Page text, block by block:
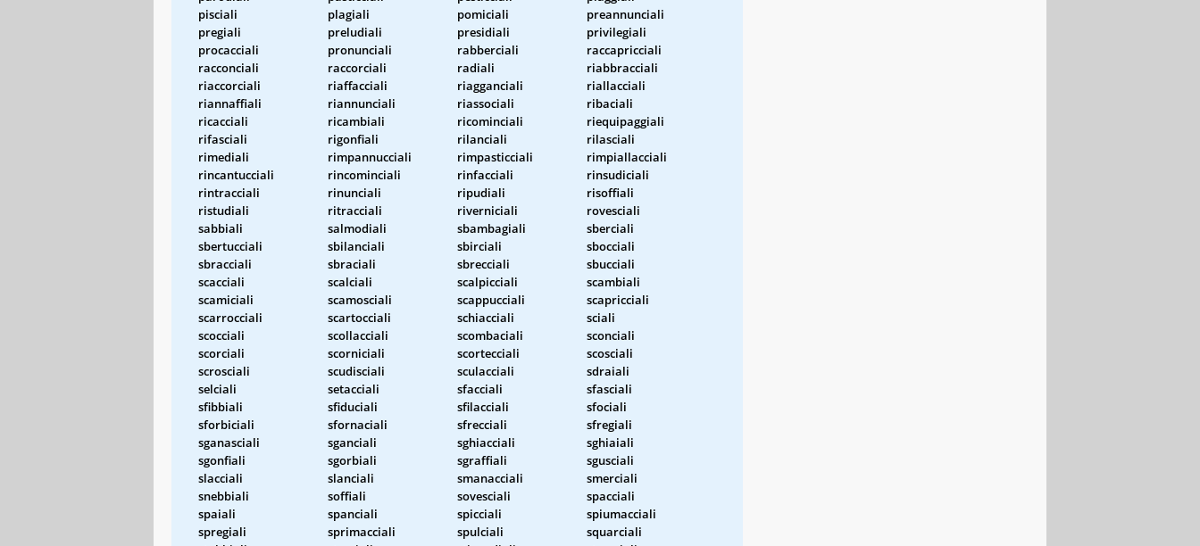
pisciali
plagiali pomiciali
preannunciali
pregiali
preludiali presidiali
privilegiali
procacciali
pronunciali rabberciali
raccapricciali
racconciali
raccorciali radiali
riabbracciali
riaccorciali
riaffacciali riagganciali
riallacciali
riannaffiali
riannunciali riassociali
ribaciali
ricacciali
ricambiali ricominciali
riequipaggiali
rifasciali
rigonfiali rilanciali
rilasciali
rimediali
rimpannucciali rimpasticciali
rimpiallacciali
rincantucciali
rincominciali rinfacciali
rinsudiciali
rintracciali
rinunciali ripudiali
risoffiali
ristudiali
ritracciali riverniciali
rovesciali
sabbiali
salmodiali sbambagiali
sberciali
sbertucciali
sbilanciali sbirciali
sbocciali
sbracciali
sbraciali sbrecciali
sbucciali
scacciali
scalciali scalpicciali
scambiali
scamiciali
scamosciali scappucciali
scapricciali
scarrocciali
scartocciali schiacciali
sciali
scocciali
scollacciali scombaciali
sconciali
scorciali
scorniciali scortecciali
scosciali
scrosciali
scudisciali sculacciali
sdraiali
selciali
setacciali sfacciali
sfasciali
sfibbiali
sfiduciali sfilacciali
sfociali
sforbiciali
sfornaciali sfrecciali
sfregiali
sganasciali
sganciali sghiacciali
sghiaiali
sgonfiali
sgorbiali sgraffiali
sgusciali
slacciali
slanciali smanacciali
smerciali
snebbiali
soffiali sovesciali
spacciali
spaiali
spanciali spicciali
spiumacciali
spregiali
sprimacciali spulciali
squarciali